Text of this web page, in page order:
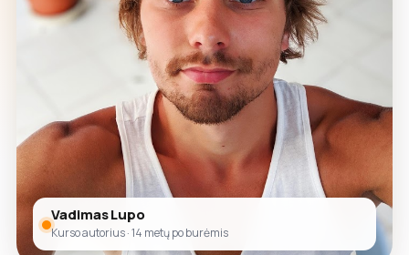
Vadimas Lupo
Kurso autorius · 14 metų po burėmis